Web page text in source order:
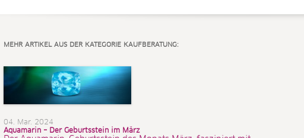
MEHR ARTIKEL AUS DER KATEGORIE KAUFBERATUNG:
04. Mar. 2024
Aquamarin – Der Geburtsstein im März